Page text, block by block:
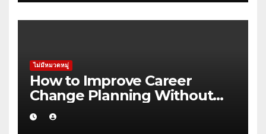
ไม่มีหมวดหมู่
How to Improve Career
Change Planning Without
Wasting Budget in
Rockhampton